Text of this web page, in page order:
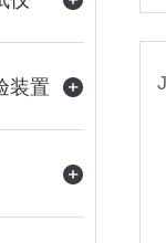
装置